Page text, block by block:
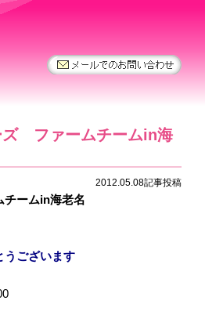
ズ ファームチームin海
2012.05.08記事投稿
ームin海老名
ございます